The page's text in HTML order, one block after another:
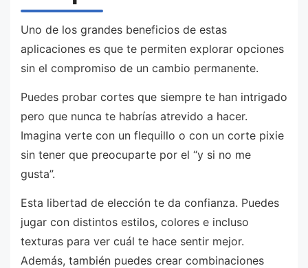
Uno de los grandes beneficios de estas
aplicaciones es que te permiten explorar opciones
sin el compromiso de un cambio permanente.
Puedes probar cortes que siempre te han intrigado
pero que nunca te habrías atrevido a hacer.
Imagina verte con un flequillo o con un corte pixie
sin tener que preocuparte por el “y si no me
gusta”.
Esta libertad de elección te da confianza. Puedes
jugar con distintos estilos, colores e incluso
texturas para ver cuál te hace sentir mejor.
Además, también puedes crear combinaciones